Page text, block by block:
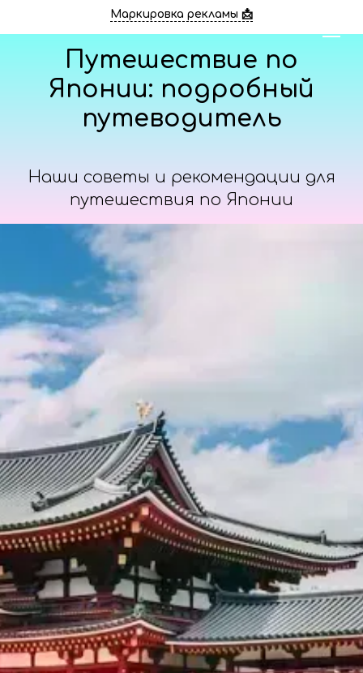
Маркировка рекламы 📩
Путешествие по
Японии: подробный
путеводитель
Наши советы и рекомендации для
путешествия по Японии